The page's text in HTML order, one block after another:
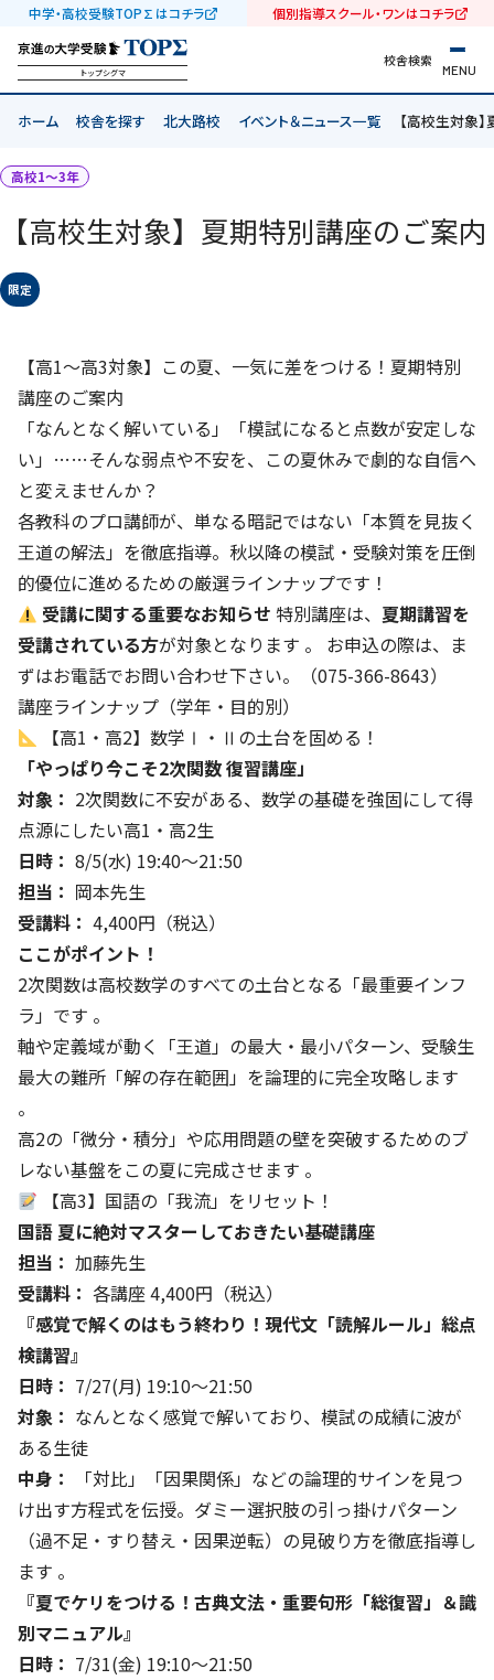
中学・高校受験TOP∑はコチラ 個別指導スクール・ワンはコチラ
トップシグマ
校舎検索
MENU
ホーム 校舎を探す 北大路校 イベント＆ニュース一覧 【高校生対象
高校1〜3年
【高校生対象】夏期特別講座のご案内
限定
【高1〜高3対象】この夏、一気に差をつける！夏期特別
講座のご案内
「なんとなく解いている」「模試になると点数が安定しな
い」……そんな弱点や不安を、この夏休みで劇的な自信へ
と変えませんか？
各教科のプロ講師が、単なる暗記ではない「本質を見抜く
王道の解法」を徹底指導。秋以降の模試・受験対策を圧倒
的優位に進めるための厳選ラインナップです！
受講に関する重要なお知らせ 特別講座は、 夏期講習を
受講されている方が対象となります 。 お申込の際は、ま
ずはお電話でお問い合わせ下さい。（075-366-8643）
講座ラインナップ（学年・目的別）
【高1・高2】数学Ⅰ・Ⅱの土台を固める！
「やっぱり今こそ2次関数 復習講座」
対象： 2次関数に不安がある、数学の基礎を強固にして得
点源にしたい高1・高2生
日時： 8/5(水) 19:40〜21:50
担当： 岡本先生
受講料： 4,400円（税込）
ここがポイント！
2次関数は高校数学のすべての土台となる「最重要インフ
ラ」です 。
軸や定義域が動く「王道」の最大・最小パターン、受験生
最大の難所「解の存在範囲」を論理的に完全攻略します
。
高2の「微分・積分」や応用問題の壁を突破するためのブ
レない基盤をこの夏に完成させます 。
【高3】国語の「我流」をリセット！
国語 夏に絶対マスターしておきたい基礎講座
担当： 加藤先生
受講料： 各講座 4,400円（税込）
『感覚で解くのはもう終わり！現代文「読解ルール」総点
検講習』
日時： 7/27(月) 19:10〜21:50
対象： なんとなく感覚で解いており、模試の成績に波が
ある生徒
中身：
「対比」「因果関係」などの論理的サインを見つ
け出す方程式を伝授。ダミー選択肢の引っ掛けパターン
（過不足・すり替え・因果逆転）の見破り方を徹底指導し
ます 。
『夏でケリをつける！古典文法・重要句形「総復習」＆識
別マニュアル』
日時： 7/31(金) 19:10〜21:50